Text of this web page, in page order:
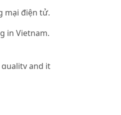
mại điện tử.
in Vietnam.
quality and it